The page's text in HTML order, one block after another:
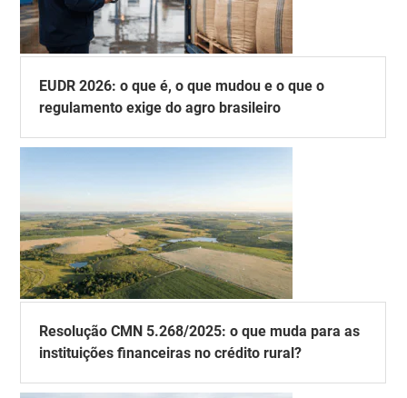
EUDR 2026: o que é, o que mudou e o que o
regulamento exige do agro brasileiro
Resolução CMN 5.268/2025: o que muda para as
instituições financeiras no crédito rural?